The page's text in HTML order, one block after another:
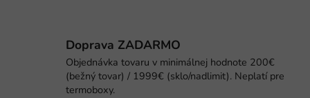
Doprava ZADARMO
Objednávka tovaru v minimálnej hodnote 200€
(bežný tovar) / 1999€ (sklo/nadlimit). Neplatí pre
termoboxy.